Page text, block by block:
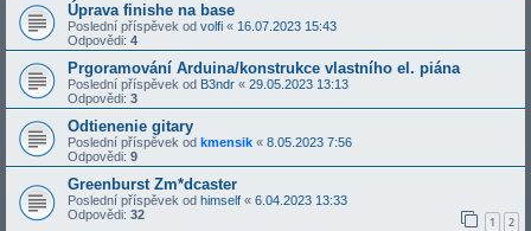
Úprava finishe na base
Poslední příspěvek od volfi « 16.07.2023 15:43
Odpovědi: 4
Prgoramování Arduina/konstrukce vlastního el. piána
Poslední příspěvek od B3ndr « 29.05.2023 13:13
Odpovědi: 3
Odtienenie gitary
Poslední příspěvek od kmensik « 8.05.2023 7:56
Odpovědi: 9
Greenburst Zm*dcaster
Poslední příspěvek od himself « 6.04.2023 13:33
Odpovědi: 32 1 2